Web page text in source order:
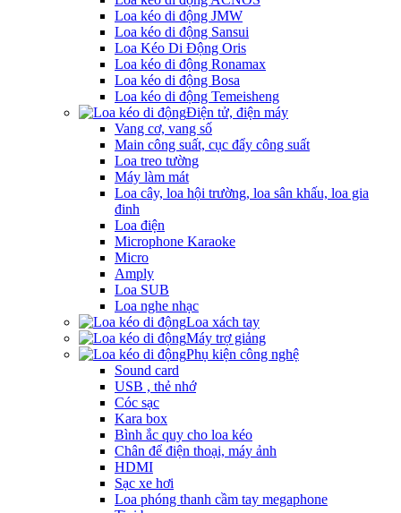
Loa kéo di động JMW
Loa kéo di động Sansui
Loa Kéo Di Động Oris
Loa kéo di động Ronamax
Loa kéo di động Bosa
Loa kéo di động Temeisheng
Điện tử, điện máy
Vang cơ, vang số
Main công suất, cục đẩy công suất
Loa treo tường
Máy làm mát
Loa cây, loa hội trường, loa sân khấu, loa gia
đinh
Loa điện
Microphone Karaoke
Micro
Amply
Loa SUB
Loa nghe nhạc
Loa xách tay
Máy trợ giảng
Phụ kiện công nghệ
Sound card
USB , thẻ nhớ
Cóc sạc
Kara box
Bình ắc quy cho loa kéo
Chân để điện thoại, máy ảnh
HDMI
Sạc xe hơi
Loa phóng thanh cầm tay megaphone